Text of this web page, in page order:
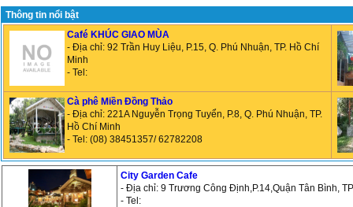
Thông tin nổi bật
Café KHÚC GIAO MÙA
- Địa chỉ: 92 Trần Huy Liệu, P.15, Q. Phú Nhuận, TP. Hồ Chí
Minh
- Tel:
Cà phê Miền Đồng Thảo
- Địa chỉ: 221A Nguyễn Trọng Tuyển, P.8, Q. Phú Nhuận, TP.
Hồ Chí Minh
- Tel: (08) 38451357/ 62782208
City Garden Cafe
- Địa chỉ: 9 Trương Công Định,P.14,Quận Tân Bình,
- Tel: